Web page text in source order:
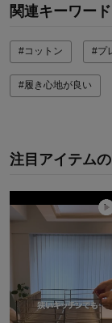
関連キーワード
#コットン #プ
#履き心地が良い
注目アイテム